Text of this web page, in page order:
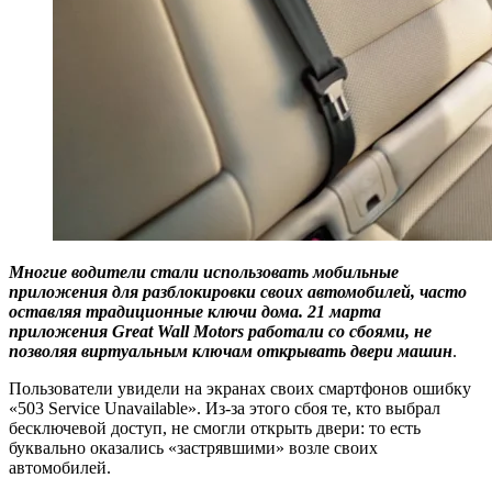
Многие водители стали использовать мобильные
приложения для разблокировки своих автомобилей, часто
оставляя традиционные ключи дома. 21 марта
приложения Great Wall Motors работали со сбоями, не
позволяя виртуальным ключам открывать двери машин.
Пользователи увидели на экранах своих смартфонов ошибку
«503 Service Unavailable». Из-за этого сбоя те, кто выбрал
бесключевой доступ, не смогли открыть двери: то есть
буквально оказались «застрявшими» возле своих
автомобилей.